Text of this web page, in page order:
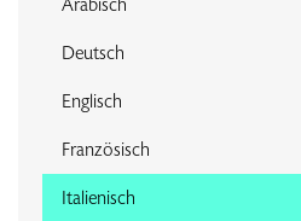
Deutsch
Englisch
Französisch
Italienisch